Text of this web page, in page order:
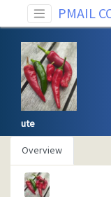
PMAIL
ute
Overview